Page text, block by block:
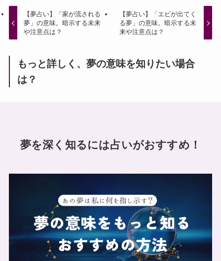
【夢占い】「家が流される
夢」の意味。暗示する未来
や注意点は？
【夢占い】「エビが出てく
る夢」の意味。暗示する未
来や注意点は？
もっと詳しく、夢の意味を知りたい場合
は？
夢を深く知るには占いがおすすめ！